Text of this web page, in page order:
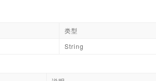
类型
String